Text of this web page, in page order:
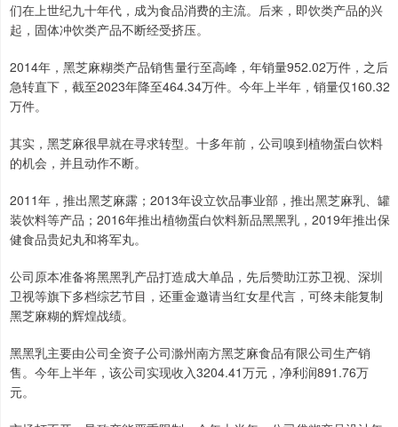
们在上世纪九十年代，成为食品消费的主流。后来，即饮类产品的兴
起，固体冲饮类产品不断经受挤压。
2014年，黑芝麻糊类产品销售量行至高峰，年销量952.02万件，之后
急转直下，截至2023年降至464.34万件。今年上半年，销量仅160.32
万件。
其实，黑芝麻很早就在寻求转型。十多年前，公司嗅到植物蛋白饮料
的机会，并且动作不断。
2011年，推出黑芝麻露；2013年设立饮品事业部，推出黑芝麻乳、罐
装饮料等产品；2016年推出植物蛋白饮料新品黑黑乳，2019年推出保
健食品贵妃丸和将军丸。
公司原本准备将黑黑乳产品打造成大单品，先后赞助江苏卫视、深圳
卫视等旗下多档综艺节目，还重金邀请当红女星代言，可终未能复制
黑芝麻糊的辉煌战绩。
黑黑乳主要由公司全资子公司滁州南方黑芝麻食品有限公司生产销
售。今年上半年，该公司实现收入3204.41万元，净利润891.76万
元。